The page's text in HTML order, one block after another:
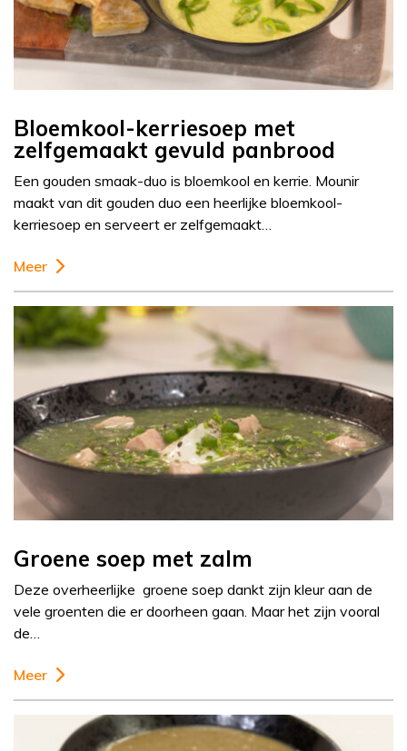
Bloemkool-kerriesoep met
zelfgemaakt gevuld panbrood
Een gouden smaak-duo is bloemkool en kerrie. Mounir
maakt van dit gouden duo een heerlijke bloemkool-
kerriesoep en serveert er zelfgemaakt…
Meer
Groene soep met zalm
Deze overheerlijke groene soep dankt zijn kleur aan de
vele groenten die er doorheen gaan. Maar het zijn vooral
de…
Meer